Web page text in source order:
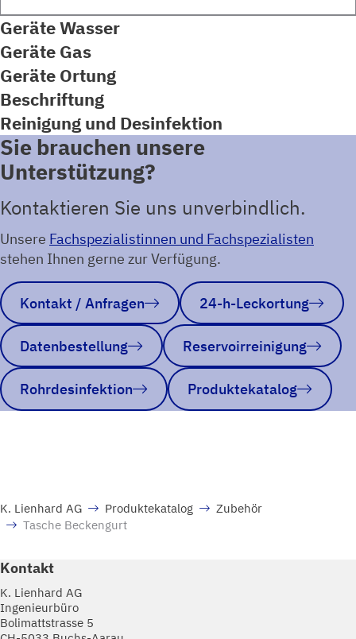
Geräte Wasser
Geräte Gas
Geräte Ortung
Beschriftung
Reinigung und Desinfektion
Sie brauchen unsere
Unterstützung?
Kontaktieren Sie uns unverbindlich.
Unsere Fachspezialistinnen und Fachspezialisten
stehen Ihnen gerne zur Verfügung.
Kontakt / Anfragen 24-h-Leckortung
Datenbestellung Reservoirreinigung
Rohrdesinfektion Produktekatalog
K. Lienhard AG Produktekatalog
Zubehör
Tasche Beckengurt
Kontakt
K. Lienhard AG
Ingenieurbüro
Bolimattstrasse 5